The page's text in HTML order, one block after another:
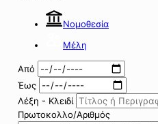
Νομοθεσία
Μέλη
Από
Έως
Λέξη - Κλειδί
Πρωτοκολλο/Αριθμός